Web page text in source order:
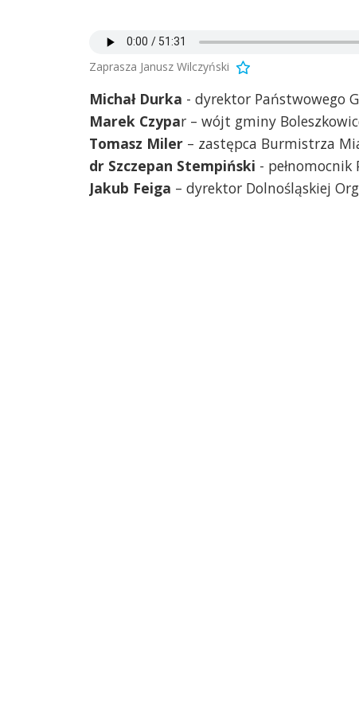
Zaprasza Janusz Wilczyński
Michał Durka - dyrektor Państwowego
Marek Czypar – wójt gminy
Tomasz Miler – zastępca Burmistrza
dr Szczepan Stempiński -
Jakub Feiga – dyrektor Dolnośląskiej